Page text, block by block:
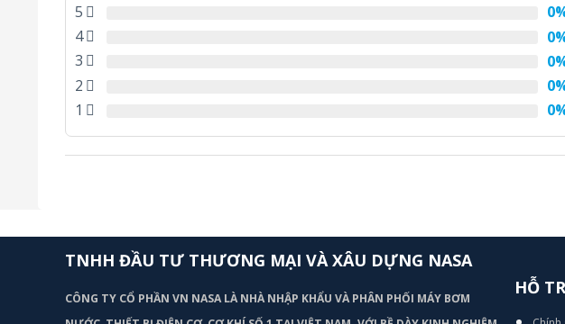
5
4
3
2
1
TNHH ĐẦU TƯ THƯƠNG MẠI VÀ XÂU DỰNG NASA
CÔNG TY CỔ PHẦN VN NASA LÀ NHÀ NHẬP KHẨU VÀ PHÂN PHỐI MÁY BƠM
HỖ